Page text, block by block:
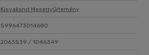
Kisvakond Mesegyűjtemény
5996473014680
2063539 / 1046349